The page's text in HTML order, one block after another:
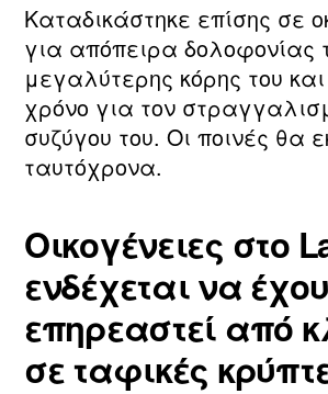
Καταδικάστηκε επίσης σε
για απόπειρα δολοφονίας
μεγαλύτερης κόρης του
χρόνο για τον
συζύγου του. Οι ποινές θα
ταυτόχρονα.
Οικογένειες στο
ενδέχεται να
επηρεαστεί από
σε ταφικές